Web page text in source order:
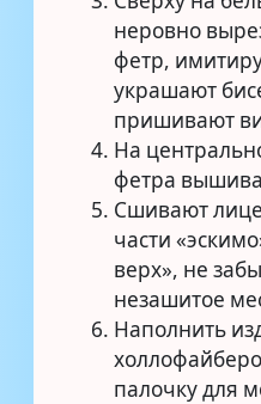
неровно
фетр,
украшают
пришивают
На
фетра
Сшивают
части
верх», не
незашитое
Наполнить
палочку для